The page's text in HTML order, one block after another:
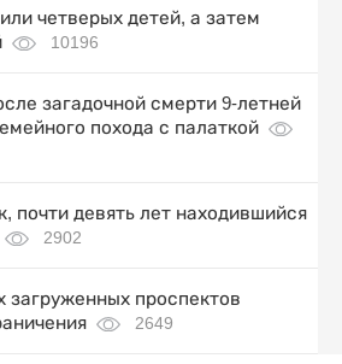
четверых детей, а затем
10196
загадочной смерти 9-летней
похода с палаткой
почти девять лет находившийся
2902
проспектов
2649